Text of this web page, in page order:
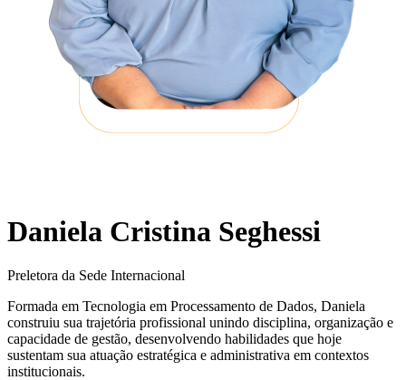
Daniela Cristina Seghessi
Preletora da Sede Internacional
Formada em Tecnologia em Processamento de Dados, Daniela
construiu sua trajetória profissional unindo disciplina, organização e
capacidade de gestão, desenvolvendo habilidades que hoje
sustentam sua atuação estratégica e administrativa em contextos
institucionais.